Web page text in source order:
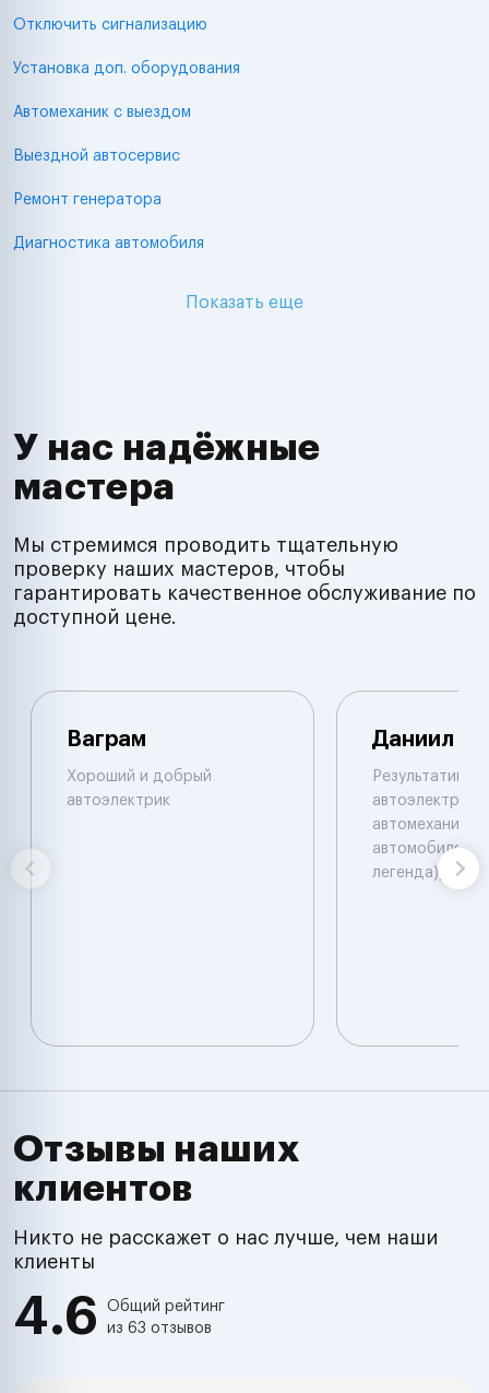
Отключить сигнализацию
Установка доп. оборудования
Автомеханик с выездом
Выездной автосервис
Ремонт генератора
Диагностика автомобиля
Показать еще
У нас надёжные
мастера
Мы стремимся проводить тщательную
проверку наших мастеров, чтобы
гарантировать качественное обслуживание по
доступной цене.
Ваграм
Хороший и добрый
автоэлектрик
Даниил
автоэлектрик и
автомеханик
автомобилям.
легенда))
Отзывы наших
клиентов
Никто не расскажет о нас лучше, чем наши
клиенты
4.6
Общий рейтинг
из 63 отзывов